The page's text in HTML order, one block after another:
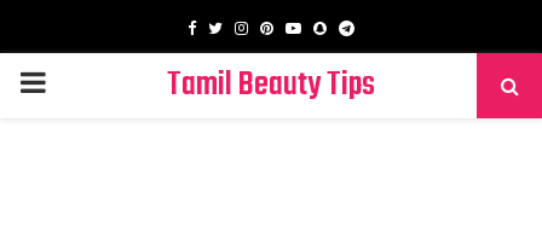
Facebook
TwitterInstagram
PinterestYoutube
SnapchatTelegram
PRIMARY
Tamil Beauty Tips